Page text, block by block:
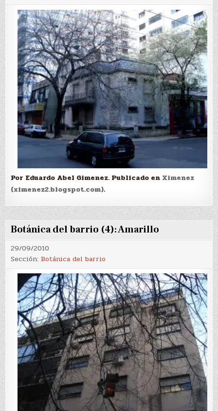
Por Eduardo Abel Gimenez. Publicado en Ximenez
(ximenez2.blogspot.com).
Botánica del barrio (4): Amarillo
29/09/2010
Sección:Botánica del barrio